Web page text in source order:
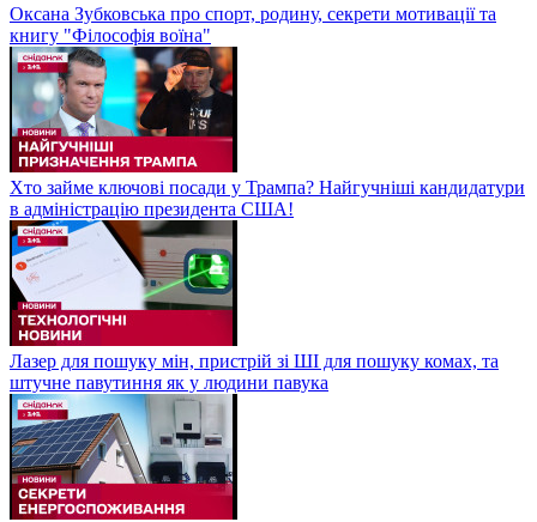
Оксана Зубковська про спорт, родину, секрети мотивації та
книгу "Філософія воїна"
Хто займе ключові посади у Трампа? Найгучніші кандидатури
в адміністрацію президента США!
Лазер для пошуку мін, пристрій зі ШІ для пошуку комах, та
штучне павутиння як у людини павука